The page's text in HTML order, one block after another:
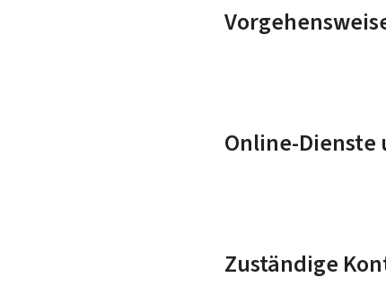
Online-Dienste
Zuständige